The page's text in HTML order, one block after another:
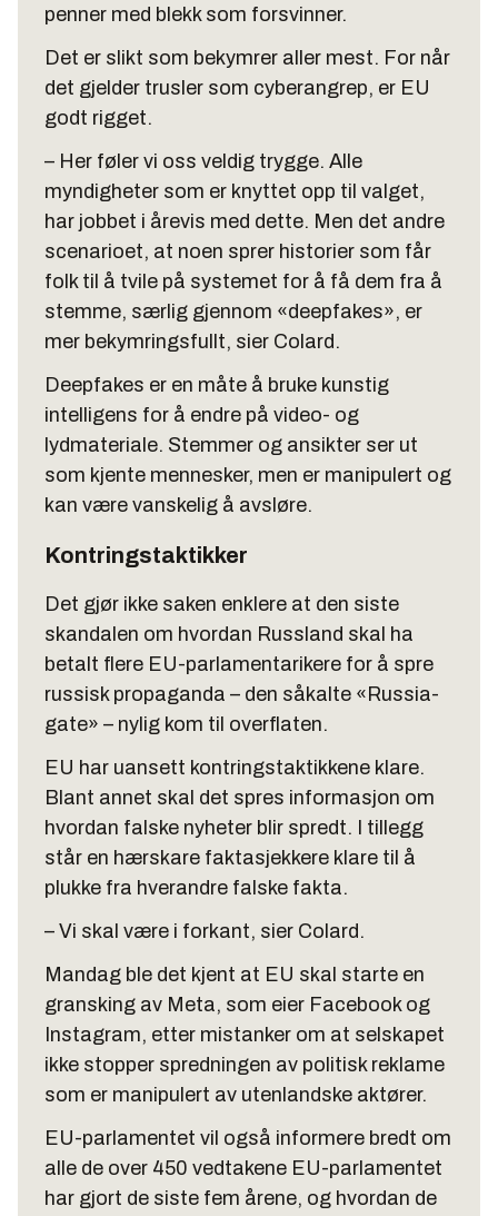
penner med blekk som forsvinner.
Det er slikt som bekymrer aller mest. For når
det gjelder trusler som cyberangrep, er EU
godt rigget.
– Her føler vi oss veldig trygge. Alle
myndigheter som er knyttet opp til valget,
har jobbet i årevis med dette. Men det andre
scenarioet, at noen sprer historier som får
folk til å tvile på systemet for å få dem fra å
stemme, særlig gjennom «deepfakes», er
mer bekymringsfullt, sier Colard.
Deepfakes er en måte å bruke kunstig
intelligens for å endre på video- og
lydmateriale. Stemmer og ansikter ser ut
som kjente mennesker, men er manipulert og
kan være vanskelig å avsløre.
Kontringstaktikker
Det gjør ikke saken enklere at den siste
skandalen om hvordan Russland skal ha
betalt flere EU-parlamentarikere for å spre
russisk propaganda – den såkalte «Russia-
gate» – nylig kom til overflaten.
EU har uansett kontringstaktikkene klare.
Blant annet skal det spres informasjon om
hvordan falske nyheter blir spredt. I tillegg
står en hærskare faktasjekkere klare til å
plukke fra hverandre falske fakta.
– Vi skal være i forkant, sier Colard.
Mandag ble det kjent at EU skal starte en
gransking av Meta, som eier Facebook og
Instagram, etter mistanker om at selskapet
ikke stopper spredningen av politisk reklame
som er manipulert av utenlandske aktører.
EU-parlamentet vil også informere bredt om
alle de over 450 vedtakene EU-parlamentet
har gjort de siste fem årene, og hvordan de